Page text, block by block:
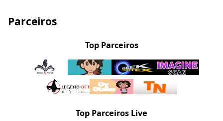
Parceiros
Top Parceiros
Top Parceiros Live